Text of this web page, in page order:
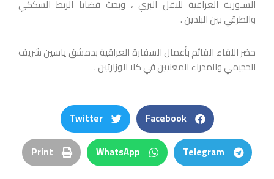
السـورية العراقية للنقل البري ، وبحث قضايا الربط السككي
والطرقي بين البلدين .
حضر اللقاء القائم بأعمال السفارة العراقية بدمشق ياسين شريف
الحجيمي والمدراء المعنيين في كلا الوزارتين .
Facebook
Twitter
Telegram
WhatsApp
Print